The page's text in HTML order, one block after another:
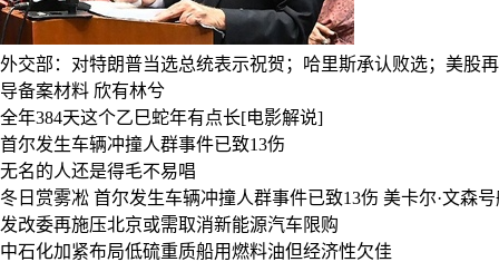
外交部：对特朗普当选总统表示祝贺；哈里斯承认败选；美股
导备案材料 欣有林兮
全年384天这个乙巳蛇年有点长[电影解说]
首尔发生车辆冲撞人群事件已致13伤
无名的人还是得毛不易唱
冬日赏雾凇 首尔发生车辆冲撞人群事件已致13伤 美卡尔·文森
发改委再施压北京或需取消新能源汽车限购
中石化加紧布局低硫重质船用燃料油但经济性欠佳